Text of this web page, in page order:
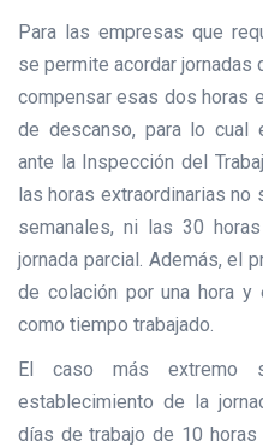
Para las empresas que
se permite acordar jornadas
compensar esas dos horas
de descanso, para lo cual
ante la Inspección del
las horas extraordinarias no
semanales, ni las 30
jornada parcial. Además, el
de colación por una hora y
como tiempo trabajado.
El caso más extremo
establecimiento de la
días de trabajo de 10